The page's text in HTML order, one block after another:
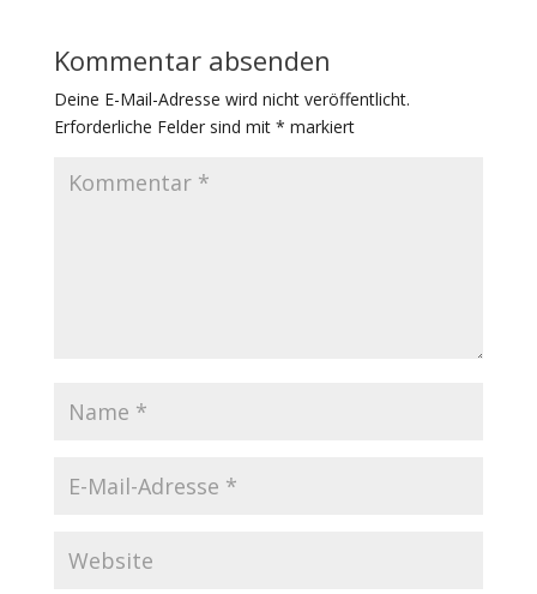
Kommentar absenden
Deine E-Mail-Adresse wird nicht veröffentlicht.
Erforderliche Felder sind mit * markiert